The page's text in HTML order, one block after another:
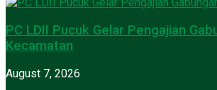
PC LDII Pucuk Gelar Pengajian
Kecamatan
August 7, 2026